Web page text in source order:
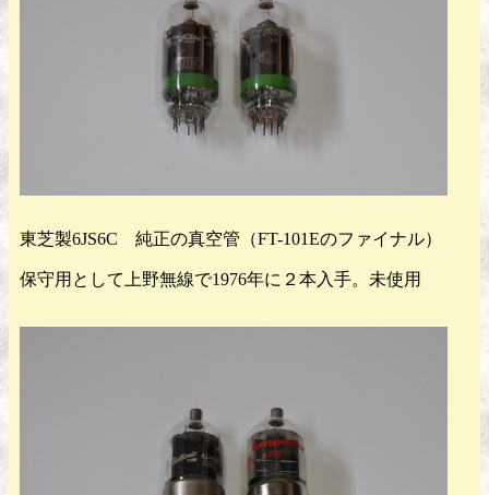
東芝製6JS6C 純正の真空管（FT-101Eのファイナル）
保守用として上野無線で1976年に２本入手。未使用